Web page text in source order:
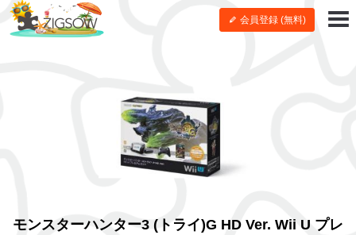
会員登録 (無料)
モンスターハンター3 (トライ)G HD Ver. Wii U プレ